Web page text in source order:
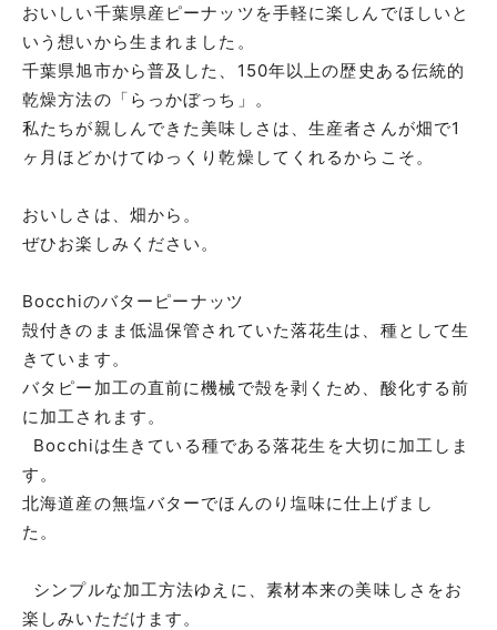
おいしい千葉県産ピーナッツを手軽に楽しんでほしいと
いう想いから生まれました。
千葉県旭市から普及した、150年以上の歴史ある伝統的
乾燥方法の「らっかぼっち」。
私たちが親しんできた美味しさは、生産者さんが畑で1
ヶ月ほどかけてゆっくり乾燥してくれるからこそ。
おいしさは、畑から。
ぜひお楽しみください。
Bocchiのバターピーナッツ
殻付きのまま低温保管されていた落花生は、種として生
きています。
バタピー加工の直前に機械で殻を剥くため、酸化する前
に加工されます。
Bocchiは生きている種である落花生を大切に加工しま
す。
北海道産の無塩バターでほんのり塩味に仕上げまし
た。
シンプルな加工方法ゆえに、素材本来の美味しさをお
楽しみいただけます。